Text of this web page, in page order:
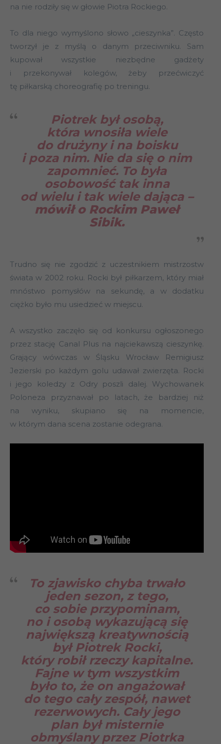
na nie rodziły się w głowie Piotra Rockiego.
To dla niego wymyślono słowo „cieszynka”. Często
tworzył je z myślą o danym przeciwniku. Sam
kupował wszystkie niezbędne gadżety
i przekonywał kolegów, żeby przećwiczyć
tę piłkarską choreografię po treningu.
Piotrek był osobą,
która wnosiła wiele
do drużyny i na boisku
i poza nim. Nie da się o nim
zapomnieć. To była
osobowość tak inna
od wielu i tak wiele dająca –
mówił o Rockim Paweł
Sibik.
Trudno się nie zgodzić z uczestnikiem mistrzostw
świata w 2002 roku. Rocki był piłkarzem, który miał
mnóstwo pomysłów na sekundę, a w dodatku
ciężko było mu usiedzieć w miejscu.
A wszystko zaczęło się od konkursu ogłoszonego
przez stację Canal Plus na najciekawszą cieszynkę.
Grający wówczas w Śląsku Wrocław Remigiusz
Jezierski po każdym golu udawał zwierzęta. Rocki
i jego koledzy z Odry poszli dalej. Wychowanek
Poloneza przyznawał po latach, że bardziej niż
na wyniku, skupiano się na momencie,
w którym dana scena zostanie odegrana.
To zjawisko chyba trwało
jeden sezon, z tego,
co sobie przypominam,
no i osobą wykazującą się
największą kreatywnością
był Piotrek Rocki,
który robił rzeczy kapitalne.
Fajne w tym wszystkim
było to, że on angażował
do tego cały zespół, nawet
rezerwowych. Cały jego
plan był misternie
obmyślany przez Piotrka